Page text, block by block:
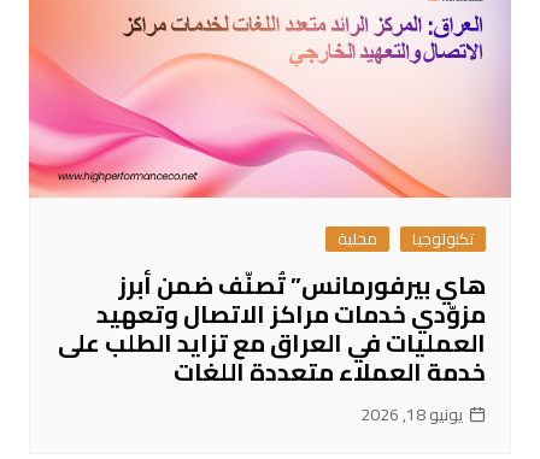
تكنولوجيا محلية
هاي بيرفورمانس” تُصنّف ضمن أبرز
مزوّدي خدمات مراكز الاتصال وتعهيد
العمليات في العراق مع تزايد الطلب على
خدمة العملاء متعددة اللغات
يونيو 18, 2026